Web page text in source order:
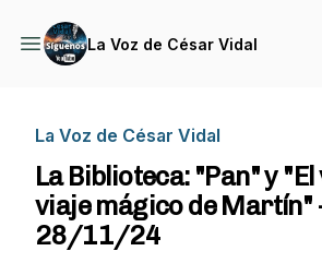
La Voz de César Vidal
La Voz de César Vidal
La Biblioteca: "Pan" y "El
viaje mágico de Martín"
28/11/24